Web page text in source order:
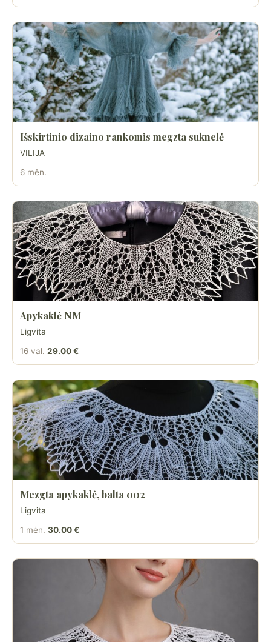
Išskirtinio dizaino rankomis megzta suknelė
VILIJA
6 mėn.
Apykaklė NM
Ligvita
16 val. 29.00 €
Mezgta apykaklė, balta 002
Ligvita
1 mėn. 30.00 €